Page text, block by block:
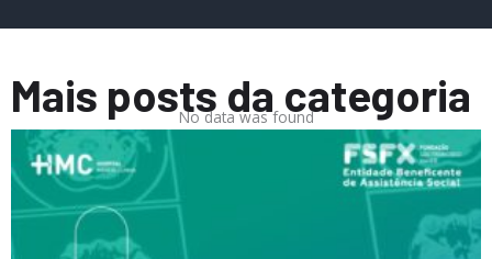
Mais posts da categoria
No data was found